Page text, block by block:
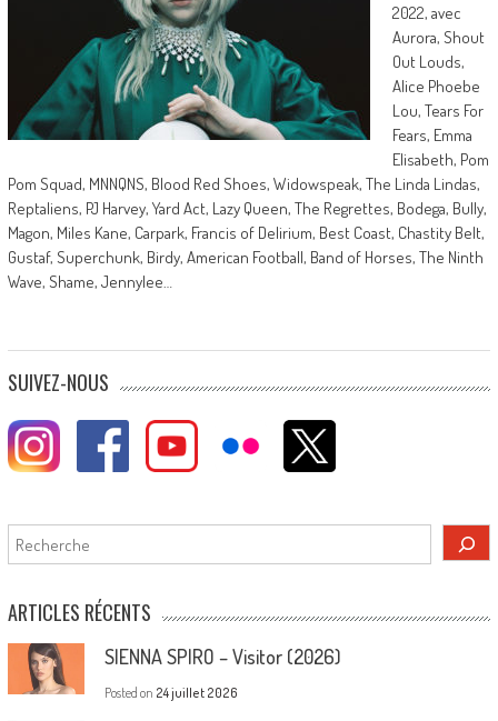
2022, avec
Aurora, Shout
Out Louds,
Alice Phoebe
Lou, Tears For
Fears, Emma
Elisabeth, Pom
Pom Squad, MNNQNS, Blood Red Shoes, Widowspeak, The Linda Lindas,
Reptaliens, PJ Harvey, Yard Act, Lazy Queen, The Regrettes, Bodega, Bully,
Magon, Miles Kane, Carpark, Francis of Delirium, Best Coast, Chastity Belt,
Gustaf, Superchunk, Birdy, American Football, Band of Horses, The Ninth
Wave, Shame, Jennylee…
SUIVEZ-NOUS
Rechercher
ARTICLES RÉCENTS
SIENNA SPIRO – Visitor (2026)
Posted on 24 juillet 2026